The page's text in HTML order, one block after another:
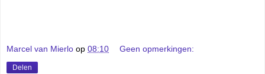
Marcel van Mierlo op 08:10 Geen opmerkingen:
Delen